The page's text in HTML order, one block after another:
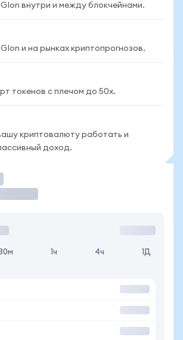
внутри и между блокчейнами.
и на рынках криптопрогнозов.
токенов с плечом до 50x.
криптовалюту работать и
доход.
1ч 4ч 1Д